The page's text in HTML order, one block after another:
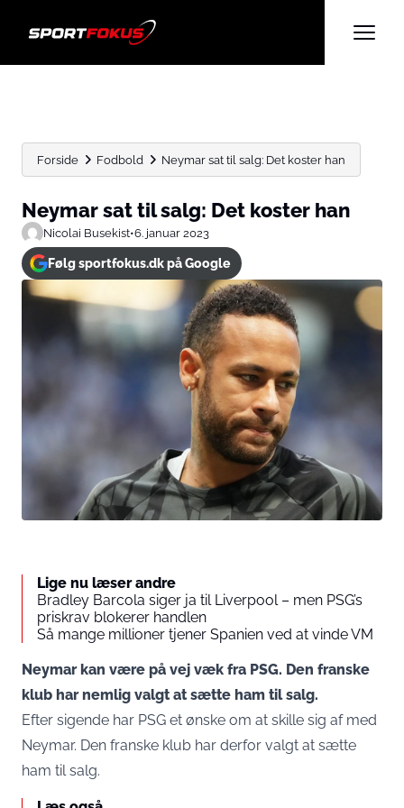
Forside Fodbold Neymar sat til salg: Det koster han
Neymar sat til salg: Det koster han
Nicolai Busekist•6. januar 2023
Følg sportfokus.dk på Google
Lige nu læser andre
Bradley Barcola siger ja til Liverpool – men PSG’s
priskrav blokerer handlen
Så mange millioner tjener Spanien ved at vinde VM
Neymar kan være på vej væk fra PSG. Den franske
klub har nemlig valgt at sætte ham til salg.
Efter sigende har PSG et ønske om at skille sig af med
Neymar. Den franske klub har derfor valgt at sætte
ham til salg.